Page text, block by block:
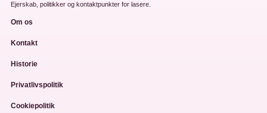
Ejerskab, politikker og kontaktpunkter for lasere.
Om os
Kontakt
Historie
Privatlivspolitik
Cookiepolitik